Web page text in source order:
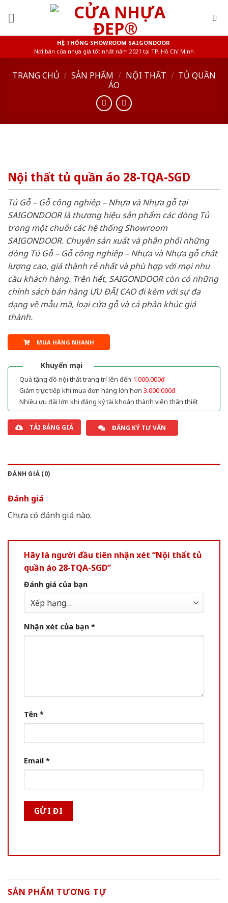
HỆ THỐNG SHOWROOM SAIGONDOOR
Nơi bán cửa nhựa giá tốt nhất năm 2021 tại TP. Hồ Chí Minh
TRANG CHỦ / SẢN PHẨM / NỘI THẤT / TỦ QUẦN
ÁO
Nội thất tủ quần áo 28-TQA-SGD
Tủ Gỗ – Gỗ công nghiêp – Nhựa và Nhựa gỗ tại
SAIGONDOOR là thương hiệu sản phẩm các dòng Tủ
trong một chuỗi các hệ thống Showroom
SAIGONDOOR. Chuyên sản xuất và phân phối những
dòng Tủ Gỗ – Gỗ công nghiêp – Nhựa và Nhựa gỗ chất
lượng cao, giá thành rẻ nhất và phù hợp với mọi nhu
cầu khách hàng. Trên hết, SAIGONDOOR còn có những
chính sách bán hàng ƯU ĐÃI CAO đi kèm với sự đa
dạng về mẫu mã, loại cửa gỗ và cả phân khúc giá
thành.
MUA HÀNG NHANH
Khuyến mại
Quà tặng đồ nội thất trang trí lên đến 1.000.000đ
Giảm trực tiếp khi mua đơn hàng lớn hơn 3.000.000đ
Nhiều ưu đãi lớn khi đăng ký tài khoản thành viên thân thiết
TẢI BẢNG GIÁ ĐĂNG KÝ TƯ VẤN
ĐÁNH GIÁ (0)
Đánh giá
Chưa có đánh giá nào.
Hãy là người đầu tiên nhận xét “Nội thất tủ
quần áo 28-TQA-SGD”
Đánh giá của bạn
Nhận xét của bạn *
Tên *
Email *
SẢN PHẨM TƯƠNG TỰ